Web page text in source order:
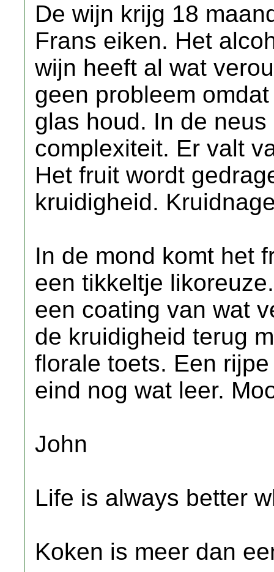
De wijn krijg 18
Frans eiken. Het
wijn heeft al wat
geen probleem
glas houd. In de
complexiteit. Er valt
Het fruit wordt
kruidigheid.
In de mond komt het
een tikkeltje
een coating van wat
de kruidigheid terug
florale toets. Een
eind nog wat leer.
John
Life is always better
Koken is meer dan